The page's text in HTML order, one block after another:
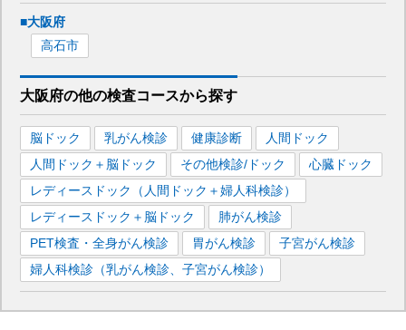
■大阪府
高石市
大阪府の他の検査コースから探す
脳ドック 乳がん検診 健康診断
人間ドック
人間ドック＋脳ドック
その他検診/ドック
心臓ドック
レディースドック（人間ドック＋婦人科検診）
レディースドック＋脳ドック
肺がん検診
PET検査・全身がん検診
胃がん検診
子宮がん検診
婦人科検診（乳がん検診、子宮がん検診）